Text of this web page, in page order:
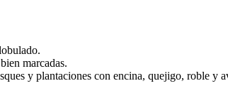
marcadas.
y plantaciones con encina, quejigo, roble y